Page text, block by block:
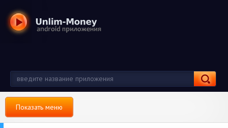
Показать меню